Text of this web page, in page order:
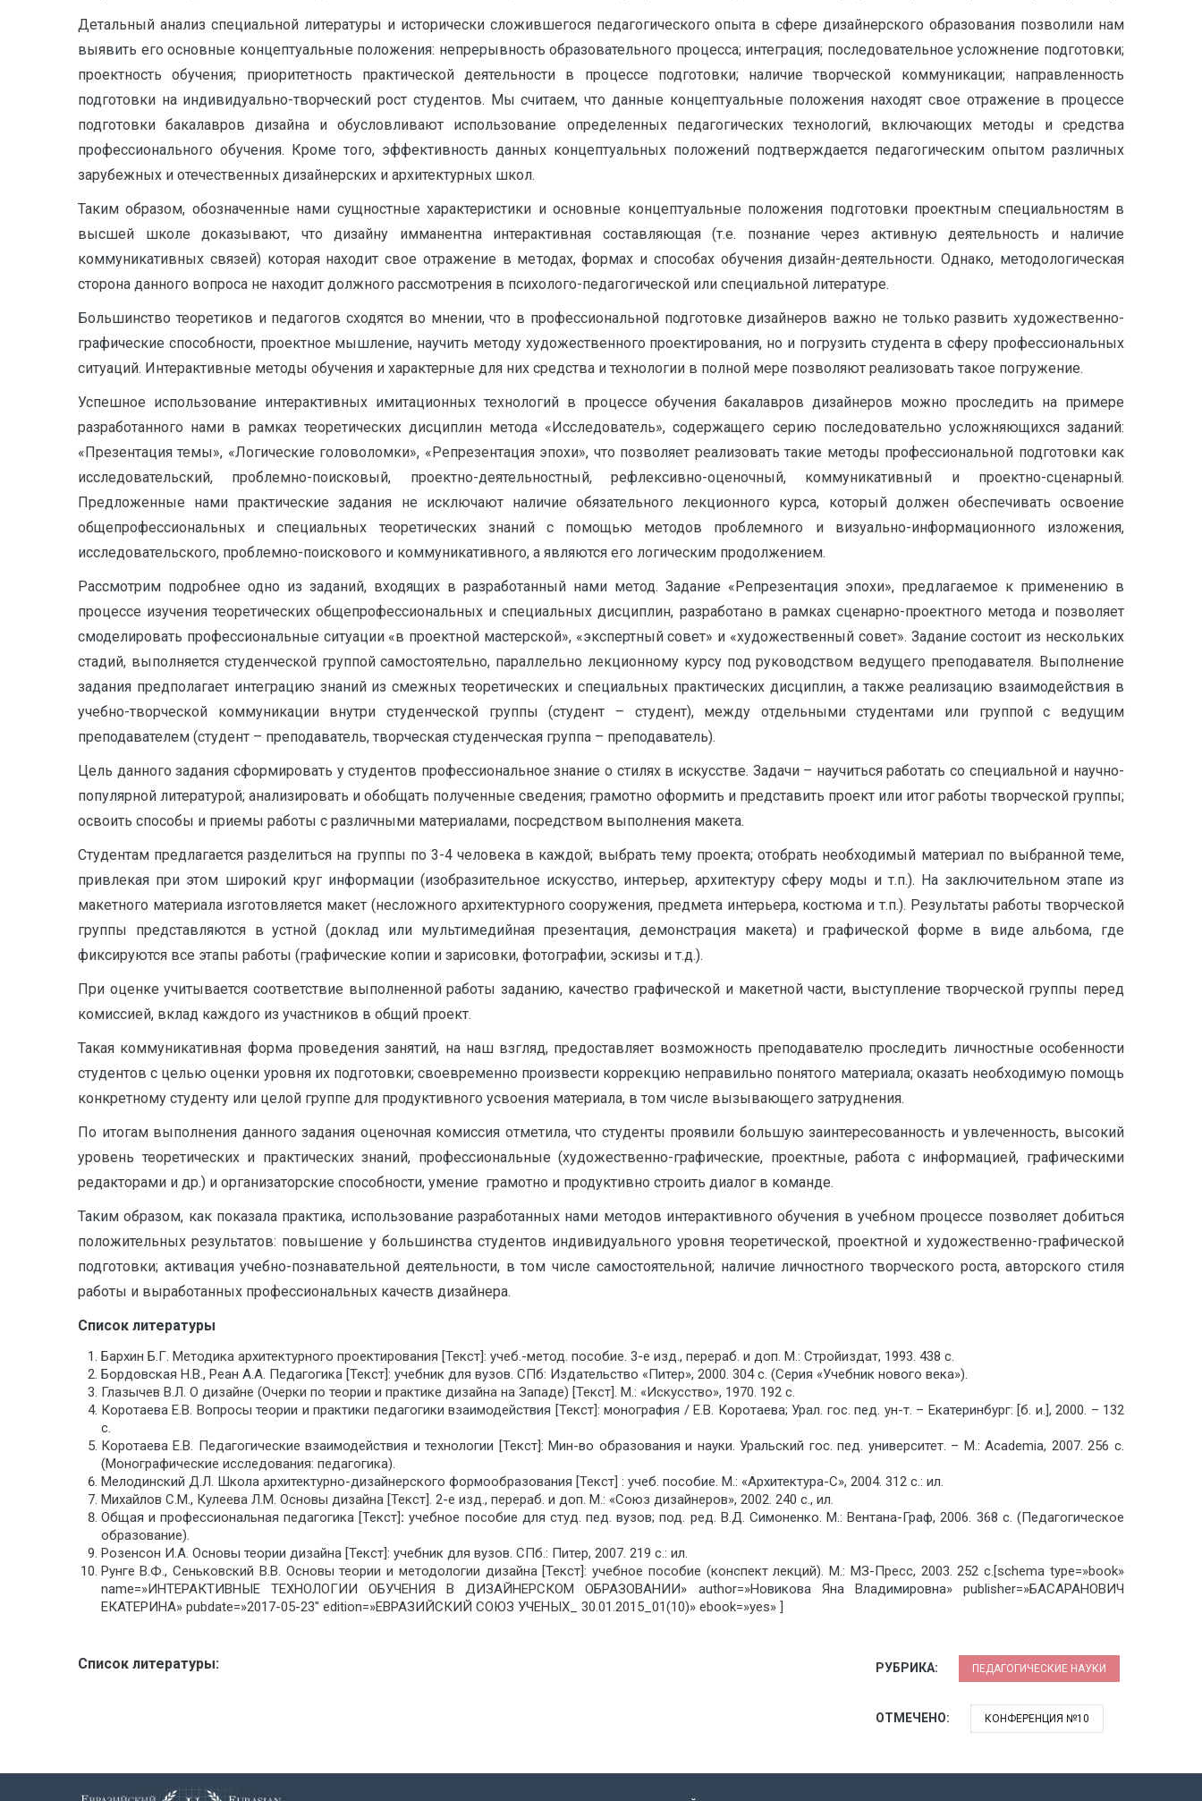
Детальный анализ специальной литературы и исторически сложившегося педагогического опыта в сфере дизайнерского образования позволили нам
выявить его основные концептуальные положения: непрерывность образовательного процесса; интеграция; последовательное усложнение подготовки;
проектность обучения; приоритетность практической деятельности в процессе подготовки; наличие творческой коммуникации; направленность
подготовки на индивидуально-творческий рост студентов. Мы считаем, что данные концептуальные положения находят свое отражение в процессе
подготовки бакалавров дизайна и обусловливают использование определенных педагогических технологий, включающих методы и средства
профессионального обучения. Кроме того, эффективность данных концептуальных положений подтверждается педагогическим опытом различных
зарубежных и отечественных дизайнерских и архитектурных школ.
Таким образом, обозначенные нами сущностные характеристики и основные концептуальные положения подготовки проектным специальностям в
высшей школе доказывают, что дизайну имманентна интерактивная составляющая (т.е. познание через активную деятельность и наличие
коммуникативных связей) которая находит свое отражение в методах, формах и способах обучения дизайн-деятельности. Однако, методологическая
сторона данного вопроса не находит должного рассмотрения в психолого-педагогической или специальной литературе.
Большинство теоретиков и педагогов сходятся во мнении, что в профессиональной подготовке дизайнеров важно не только развить художественно-
графические способности, проектное мышление, научить методу художественного проектирования, но и погрузить студента в сферу профессиональных
ситуаций. Интерактивные методы обучения и характерные для них средства и технологии в полной мере позволяют реализовать такое погружение.
Успешное использование интерактивных имитационных технологий в процессе обучения бакалавров дизайнеров можно проследить на примере
разработанного нами в рамках теоретических дисциплин метода «Исследователь», содержащего серию последовательно усложняющихся заданий:
«Презентация темы», «Логические головоломки», «Репрезентация эпохи», что позволяет реализовать такие методы профессиональной подготовки как
исследовательский, проблемно-поисковый, проектно-деятельностный, рефлексивно-оценочный, коммуникативный и проектно-сценарный.
Предложенные нами практические задания не исключают наличие обязательного лекционного курса, который должен обеспечивать освоение
общепрофессиональных и специальных теоретических знаний с помощью методов проблемного и визуально-информационного изложения,
исследовательского, проблемно-поискового и коммуникативного, а являются его логическим продолжением.
Рассмотрим подробнее одно из заданий, входящих в разработанный нами метод. Задание «Репрезентация эпохи», предлагаемое к применению в
процессе изучения теоретических общепрофессиональных и специальных дисциплин, разработано в рамках сценарно-проектного метода и позволяет
смоделировать профессиональные ситуации «в проектной мастерской», «экспертный совет» и «художественный совет». Задание состоит из нескольких
стадий, выполняется студенческой группой самостоятельно, параллельно лекционному курсу под руководством ведущего преподавателя. Выполнение
задания предполагает интеграцию знаний из смежных теоретических и специальных практических дисциплин, а также реализацию взаимодействия в
учебно-творческой коммуникации внутри студенческой группы (студент – студент), между отдельными студентами или группой с ведущим
преподавателем (студент – преподаватель, творческая студенческая группа – преподаватель).
Цель данного задания сформировать у студентов профессиональное знание о стилях в искусстве. Задачи – научиться работать со специальной и научно-
популярной литературой; анализировать и обобщать полученные сведения; грамотно оформить и представить проект или итог работы творческой группы;
освоить способы и приемы работы с различными материалами, посредством выполнения макета.
Студентам предлагается разделиться на группы по 3-4 человека в каждой; выбрать тему проекта; отобрать необходимый материал по выбранной теме,
привлекая при этом широкий круг информации (изобразительное искусство, интерьер, архитектуру сферу моды и т.п.). На заключительном этапе из
макетного материала изготовляется макет (несложного архитектурного сооружения, предмета интерьера, костюма и т.п.). Результаты работы творческой
группы представляются в устной (доклад или мультимедийная презентация, демонстрация макета) и графической форме в виде альбома, где
фиксируются все этапы работы (графические копии и зарисовки, фотографии, эскизы и т.д.).
При оценке учитывается соответствие выполненной работы заданию, качество графической и макетной части, выступление творческой группы перед
комиссией, вклад каждого из участников в общий проект.
Такая коммуникативная форма проведения занятий, на наш взгляд, предоставляет возможность преподавателю проследить личностные особенности
студентов с целью оценки уровня их подготовки; своевременно произвести коррекцию неправильно понятого материала; оказать необходимую помощь
конкретному студенту или целой группе для продуктивного усвоения материала, в том числе вызывающего затруднения.
По итогам выполнения данного задания оценочная комиссия отметила, что студенты проявили большую заинтересованность и увлеченность, высокий
уровень теоретических и практических знаний, профессиональные (художественно-графические, проектные, работа с информацией, графическими
редакторами и др.) и организаторские способности, умение грамотно и продуктивно строить диалог в команде.
Таким образом, как показала практика, использование разработанных нами методов интерактивного обучения в учебном процессе позволяет добиться
положительных результатов: повышение у большинства студентов индивидуального уровня теоретической, проектной и художественно-графической
подготовки; активация учебно-познавательной деятельности, в том числе самостоятельной; наличие личностного творческого роста, авторского стиля
работы и выработанных профессиональных качеств дизайнера.
Список литературы
Бархин Б.Г. Методика архитектурного проектирования [Текст]: учеб.-метод. пособие. 3-е изд., перераб. и доп. М.: Стройиздат, 1993. 438 с.
Бордовская Н.В., Реан А.А. Педагогика [Текст]: учебник для вузов. СПб: Издательство «Питер», 2000. 304 с. (Серия «Учебник нового века»).
Глазычев В.Л. О дизайне (Очерки по теории и практике дизайна на Западе) [Текст]. М.: «Искусство», 1970. 192 с.
Коротаева Е.В. Вопросы теории и практики педагогики взаимодействия [Текст]: монография / Е.В. Коротаева; Урал. гос. пед. ун-т. – Екатеринбург: [б. и.], 2000. – 132
с.
Коротаева Е.В. Педагогические взаимодействия и технологии [Текст]: Мин-во образования и науки. Уральский гос. пед. университет. – М.: Academia, 2007. 256 с.
(Монографические исследования: педагогика).
Мелодинский Д.Л. Школа архитектурно-дизайнерского формообразования [Текст] : учеб. пособие. М.: «Архитектура-С», 2004. 312 с.: ил.
Михайлов С.М., Кулеева Л.М. Основы дизайна [Текст]. 2-е изд., перераб. и доп. М.: «Союз дизайнеров», 2002. 240 с., ил.
Общая и профессиональная педагогика [Текст]:учебное пособие для студ. пед. вузов; под. ред. В.Д. Симоненко. М.: Вентана-Граф, 2006. 368 с. (Педагогическое
образование).
Розенсон И.А. Основы теории дизайна [Текст]: учебник для вузов. СПб.: Питер, 2007. 219 с.: ил.
Рунге В.Ф., Сеньковский В.В. Основы теории и методологии дизайна [Текст]: учебное пособие (конспект лекций). М.: МЗ-Пресс, 2003. 252 с.[schema type=»book»
name=»ИНТЕРАКТИВНЫЕ ТЕХНОЛОГИИ ОБУЧЕНИЯ В ДИЗАЙНЕРСКОМ ОБРАЗОВАНИИ» author=»Новикова Яна Владимировна» publisher=»БАСАРАНОВИЧ
ЕКАТЕРИНА» pubdate=»2017-05-23″ edition=»ЕВРАЗИЙСКИЙ СОЮЗ УЧЕНЫХ_ 30.01.2015_01(10)» ebook=»yes» ]
Список литературы: РУБРИКА: ПЕДАГОГИЧЕСКИЕ НАУКИ
ОТМЕЧЕНО: КОНФЕРЕНЦИЯ №10